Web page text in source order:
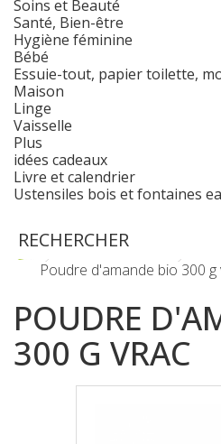
Soins et Beauté
Santé, Bien-être
Hygiène féminine
Bébé
Essuie-tout, papier toilette,
Maison
Linge
Vaisselle
Plus
idées cadeaux
Livre et calendrier
Ustensiles bois et fontaines
Fruits & Légumes
Poudre d'amande bio 300 g
POUDRE
300 G VRAC